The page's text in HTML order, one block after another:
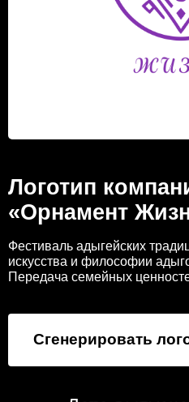
Логотип
«Орнамент
Фестиваль адыгейских
искусства и философии
Передача семейных
Сгенерировать